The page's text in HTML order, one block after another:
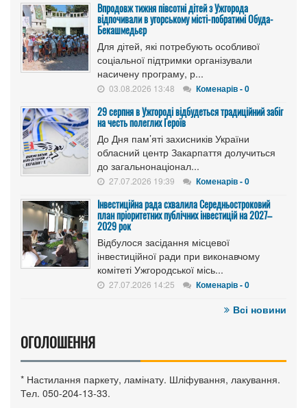
Впродовж тижня півсотні дітей з Ужгорода
відпочивали в угорському місті-побратимі Обуда-
Бекашмедьєр
Для дітей, які потребують особливої
соціальної підтримки організували
насичену програму, р...
03.08.2026 13:48 Коменарів - 0
29 серпня в Ужгороді відбудеться традиційний забіг
на честь полеглих Героїв
До Дня пам’яті захисників України
обласний центр Закарпаття долучиться
до загальнонаціонал...
27.07.2026 19:39 Коменарів - 0
Інвестиційна рада схвалила Середньостроковий
план пріоритетних публічних інвестицій на 2027–
2029 рок
Відбулося засідання місцевої
інвестиційної ради при виконавчому
комітеті Ужгородської місь...
27.07.2026 14:25 Коменарів - 0
Всі новини
ОГОЛОШЕННЯ
* Настилання паркету, ламінату. Шліфування, лакування.
Тел. 050-204-13-33.